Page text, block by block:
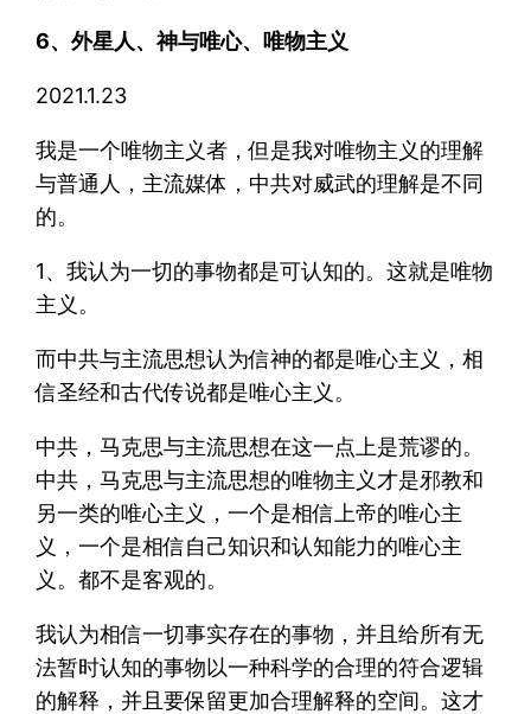
6、外星人、神与唯心、唯物主义
2021.1.23
我是一个唯物主义者，但是我对唯物主义的理解
与普通人，主流媒体，中共对威武的理解是不同
的。
1、我认为一切的事物都是可认知的。这就是唯物
主义。
而中共与主流思想认为信神的都是唯心主义，相
信圣经和古代传说都是唯心主义。
中共，马克思与主流思想在这一点上是荒谬的。
中共，马克思与主流思想的唯物主义才是邪教和
另一类的唯心主义，一个是相信上帝的唯心主
义，一个是相信自己知识和认知能力的唯心主
义。都不是客观的。
我认为相信一切事实存在的事物，并且给所有无
法暂时认知的事物以一种科学的合理的符合逻辑
的解释，并且要保留更加合理解释的空间。这才